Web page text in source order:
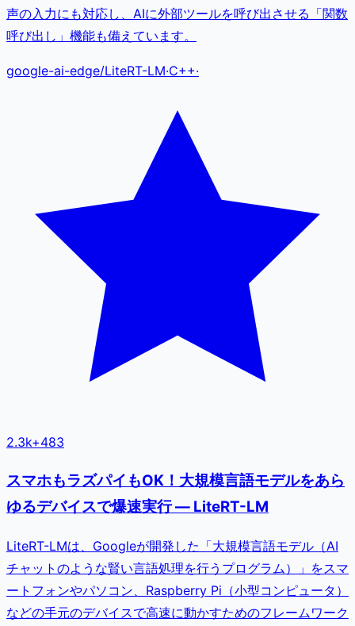
声の入力にも対応し、AIに外部ツールを呼び出させる「関数
呼び出し」機能も備えています。
google-ai-edge/LiteRT-LM·C++·
2.3k+483
スマホもラズパイもOK！大規模言語モデルをあら
ゆるデバイスで爆速実行 — LiteRT-LM
LiteRT-LMは、Googleが開発した「大規模言語モデル（AI
チャットのような賢い言語処理を行うプログラム）」をスマ
ートフォンやパソコン、Raspberry Pi（小型コンピュータ）
などの手元のデバイスで高速に動かすためのフレームワーク